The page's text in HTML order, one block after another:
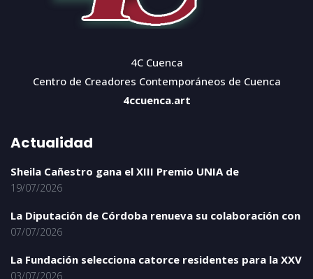
4C Cuenca
Centro de Creadores Contemporáneos de Cuenca
4ccuenca.art
Actualidad
Sheila Cañestro gana el XIII Premio UNIA de
19/07/2026
La Diputación de Córdoba renueva su colaboración con
07/07/2026
La Fundación selecciona catorce residentes para la XXV
03/07/2026